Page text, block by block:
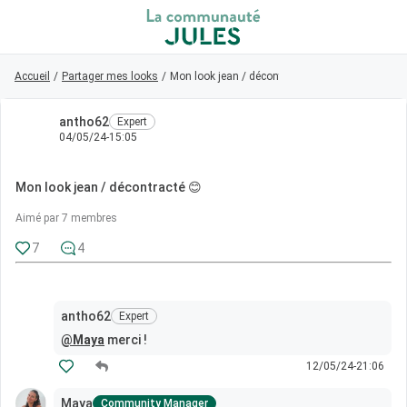
Retour au magasin
Visiteur
Rechercher dans la communauté
Nouveau sur la communauté ?
comment faire vos premiers pas ici !
Accueil
Accueil / Partager mes looks / Mon look jean / décontracté 😊
antho62
Expert
04/05/24-15:05
Mon look jean / décontracté 😊
Aimé par 7 membres
7 4
antho62 Expert
@Maya merci !
12/05/24-21:06
Maya Community Manager